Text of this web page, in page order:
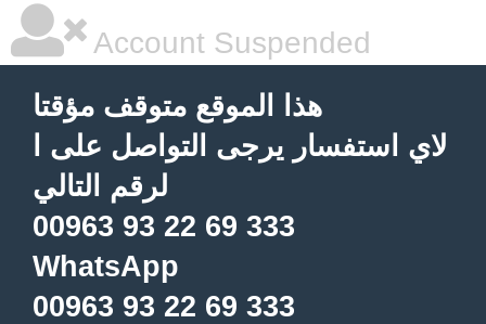
Account Suspended
هذا الموقع متوقف مؤقتا
لاي استفسار يرجى التواصل على ا
لرقم التالي
00963 93 22 69 333
WhatsApp
00963 93 22 69 333